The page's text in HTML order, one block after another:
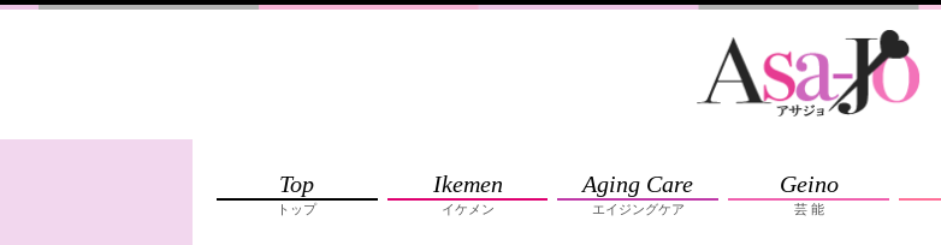
Top
トップ
Ikemen
イケメン
Aging Care
エイジングケア
Geino
芸 能